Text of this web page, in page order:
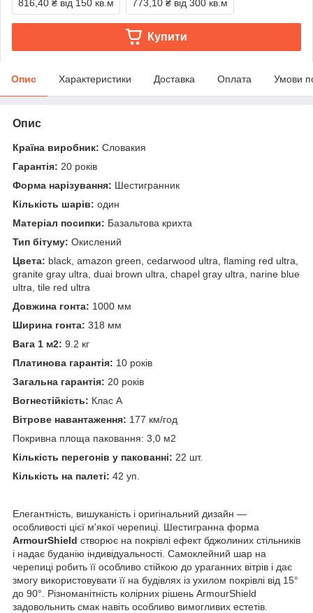
816,40 ₴ від 150 кв.м 773,10 ₴ від 300 кв.м
Купити
Опис Характеристики Доставка Оплата Умови
Опис
Країна виробник: Словакия
Гарантія: 20 років
Форма нарізування: Шестигранник
Кількість шарів: один
Матеріал посипки: Базальтова крихта
Тип бітуму: Окислений
Цвета: black, amazon green, cedarwood ultra, flaming red ultra,
granite gray ultra, duai brown ultra, chapel gray ultra, narine blue
ultra, tile red ultra
Довжина гонта: 1000 мм
Ширина гонта: 318 мм
Вага 1 м2: 9.2 кг
Платинова гарантія: 10 років
Загальна гарантія: 20 років
Вогнестійкість: Клас А
Вітрове навантаження: 177 км/год
Покривна площа паковання: 3,0 м2
Кількість перегонів у пакованні: 22 шт.
Кількість на палеті: 42 уп.
Елегантність, вишуканість і оригінальний дизайн —
особливості цієї м'якої черепиці. Шестигранна форма
ArmourShield створює на покрівлі ефект бджолиних стільників
і надає буданію індивідуальності. Самоклейний шар на
черепиці робить її особливо стійкою до ураганних вітрів і дає
змогу використовувати її на будівлях із ухилом покрівлі від 15°
до 90°. Різноманітність колірних рішень ArmourShield
задовольнить смак навіть особливо вимогливих естетів.